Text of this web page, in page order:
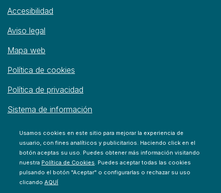
Accesibilidad
Aviso legal
Mapa web
Política de cookies
Política de privacidad
Sistema de información
Usamos cookies en este sitio para mejorar la experiencia de
usuario, con fines analíticos y publicitarios. Haciendo click en el
botón aceptas su uso. Puedes obtener más información visitando
nuestra Política de Cookies. Puedes aceptar todas las cookies
pulsando el botón "Aceptar" o configurarlas o rechazar su uso
clicando AQUÍ